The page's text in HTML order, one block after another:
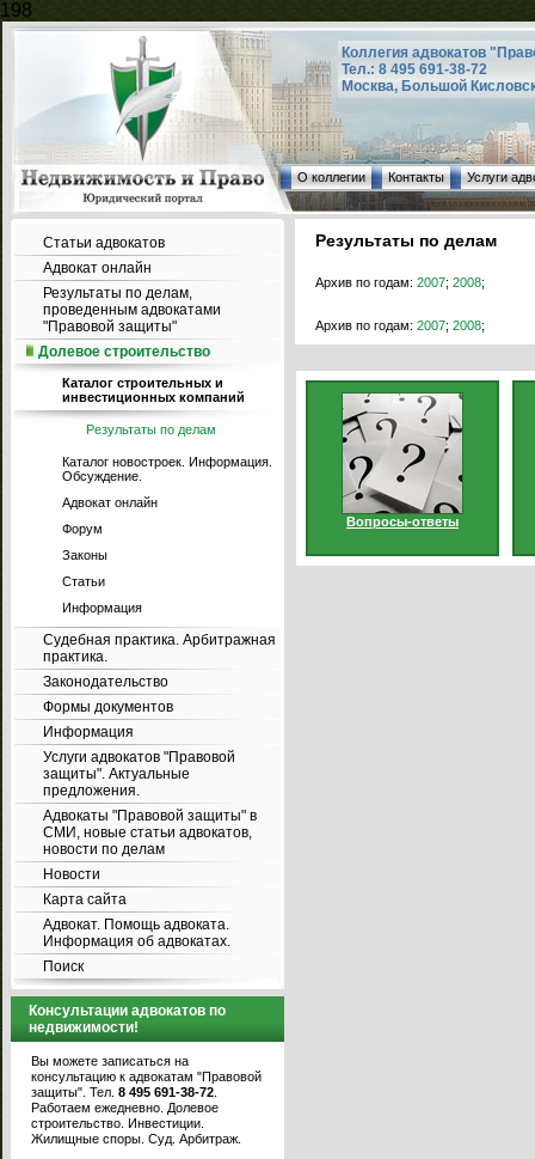
198
Коллегия адвокатов
Тел.: 8 495 691-38-72
Москва, Большой
О коллегии Контакты Услуги
Статьи адвокатов
Адвокат онлайн
Результаты по делам,
проведенным адвокатами
"Правовой защиты"
Долевое строительство
Каталог строительных и
инвестиционных компаний
Результаты по делам
Каталог новостроек. Информация.
Обсуждение.
Адвокат онлайн
Форум
Законы
Статьи
Информация
Судебная практика. Арбитражная
практика.
Законодательство
Формы документов
Информация
Услуги адвокатов "Правовой
защиты". Актуальные
предложения.
Адвокаты "Правовой защиты" в
СМИ, новые статьи адвокатов,
новости по делам
Новости
Карта сайта
Адвокат. Помощь адвоката.
Информация об адвокатах.
Поиск
Консультации адвокатов по
недвижимости!
Вы можете записаться на
консультацию к адвокатам "Правовой
защиты". Тел. 8 495 691-38-72
Работаем ежедневно. Долевое
строительство. Инвестиции.
Жилищные споры. Суд. Арбитраж.
Результаты по делам
Архив по годам: 2007; 2008;
Архив по годам: 2007; 2008;
Вопросы-ответы